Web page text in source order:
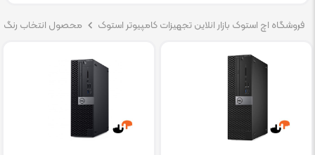
فروشگاه اچ استوک بازار انلاین تجهیزات کامپیوتر استوک محصول انتخاب رنگ